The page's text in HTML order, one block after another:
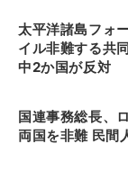
太平洋諸島フォ
イル非難する共
中2か国が反対
国連事務総長、
両国を非難 民間